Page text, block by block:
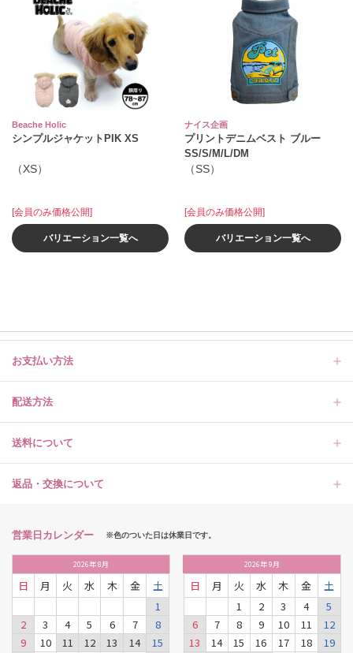
Beache Holic
シンプルジャケットPIK XS
（XS）
[会員のみ価格公開]
バリエーション一覧へ
ナイス企画
プリントデニムベスト ブルー
SS/S/M/L/DM
（SS）
[会員のみ価格公開]
バリエーション一覧へ
お支払い方法
配送方法
送料について
返品・交換について
営業日カレンダー ※色のついた日は休業日です。
2026年8月
日 月 火 水 木 金
土
1
2
3 4 5 6 7
8
9
10 11 12 13 14
15
2026年9月
日 月 火 水 木 金
土
1
2 3 4
5
6
7 8 9 10 11
12
13
14 15 16 17 18
19